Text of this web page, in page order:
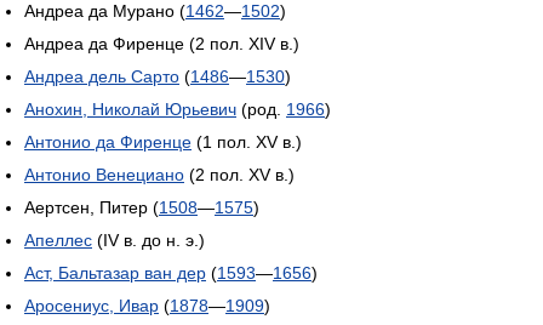
Андреа да Мурано (1462—1502)
Андреа да Фиренце (2 пол. XIV в.)
Андреа дель Сарто (1486—1530)
Анохин, Николай Юрьевич (род. 1966)
Антонио да Фиренце (1 пол. XV в.)
Антонио Венециано (2 пол. XV в.)
Аертсен, Питер (1508—1575)
Апеллес (IV в. до н. э.)
Аст, Бальтазар ван дер (1593—1656)
Аросениус, Ивар (1878—1909)